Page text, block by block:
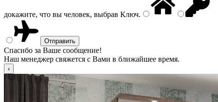
докажите, что вы человек, выбрав Ключ.
Спасибо за Ваше сообщение!
Наш менеджер свяжется с Вами в ближайшее время.